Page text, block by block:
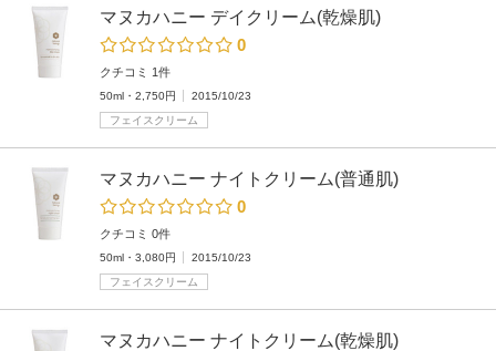
マヌカハニー デイクリーム(乾燥肌)
0
クチコミ 1件
50ml・2,750円
2015/10/23
フェイスクリーム
マヌカハニー ナイトクリーム(普通肌)
0
クチコミ 0件
50ml・3,080円
2015/10/23
フェイスクリーム
マヌカハニー ナイトクリーム(乾燥肌)